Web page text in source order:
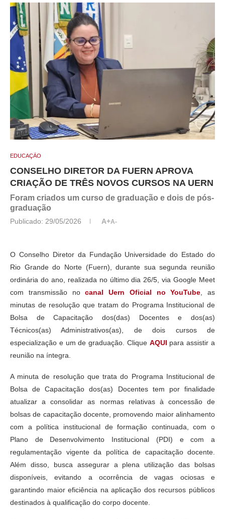
EDUCAÇÃO
CONSELHO DIRETOR DA FUERN APROVA
CRIAÇÃO DE TRÊS NOVOS CURSOS NA UERN
Foram criados um curso de graduação e dois de pós-
graduação
Publicado: 29/05/2026 A+A-
O Conselho Diretor da Fundação Universidade do Estado do
Rio Grande do Norte (Fuern), durante sua segunda reunião
ordinária do ano, realizada no último dia 26/5, via Google Meet
com transmissão nocanal Uern Oficial no YouTube, as
minutas de resolução que tratam do Programa Institucional de
Bolsa de Capacitação dos(das) Docentes e dos(as)
Técnicos(as) Administrativos(as), de dois cursos de
especialização e um de graduação. Clique AQUI para assistir a
reunião na íntegra.
A minuta de resolução que trata do Programa Institucional de
Bolsa de Capacitação dos(as) Docentes tem por finalidade
atualizar a consolidar as normas relativas à concessão de
bolsas de capacitação docente, promovendo maior alinhamento
com a política institucional de formação continuada, com o
Plano de Desenvolvimento Institucional (PDI) e com a
regulamentação vigente da política de capacitação docente.
Além disso, busca assegurar a plena utilização das bolsas
disponíveis, evitando a ocorrência de vagas ociosas e
garantindo maior eficiência na aplicação dos recursos públicos
destinados à qualificação do corpo docente.